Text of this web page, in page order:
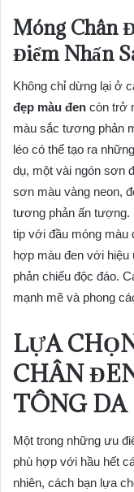
Móng Chân
Điểm Nhấn
Không chỉ dừng lại ở
đẹp màu đen còn trở
màu sắc tương phản
léo có thể tạo ra
dụ, một vài ngón sơn
sơn màu vàng neon,
tương phản ấn tượng.
tip với đầu móng màu
hợp màu đen với
phản chiếu độc đáo.
mạnh mẽ và phong
LỰA
CHÂN
TÔNG DA
Một trong những ưu
phù hợp với hầu hết
nhiên, cách bạn lựa